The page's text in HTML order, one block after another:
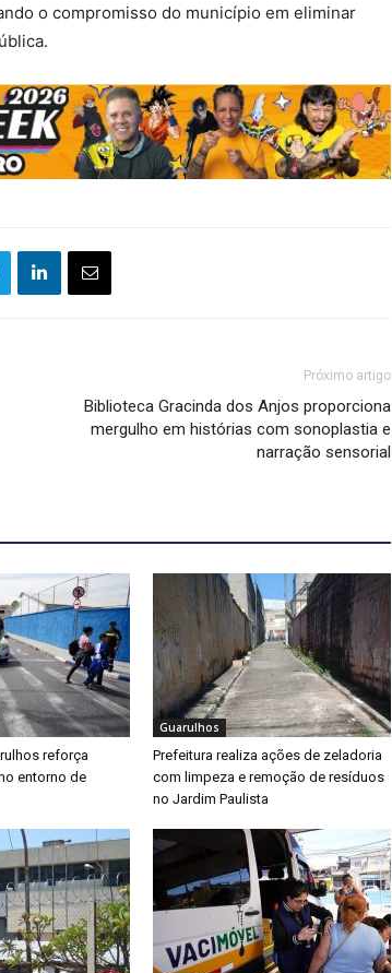
o compromisso do município em eliminar
Próximo artigo
Biblioteca Gracinda dos Anjos proporciona
mergulho em histórias com sonoplastia e
narração sensorial
reforça
entorno de
Guarulhos
Prefeitura realiza ações de zeladoria
com limpeza e remoção de resíduos
no Jardim Paulista